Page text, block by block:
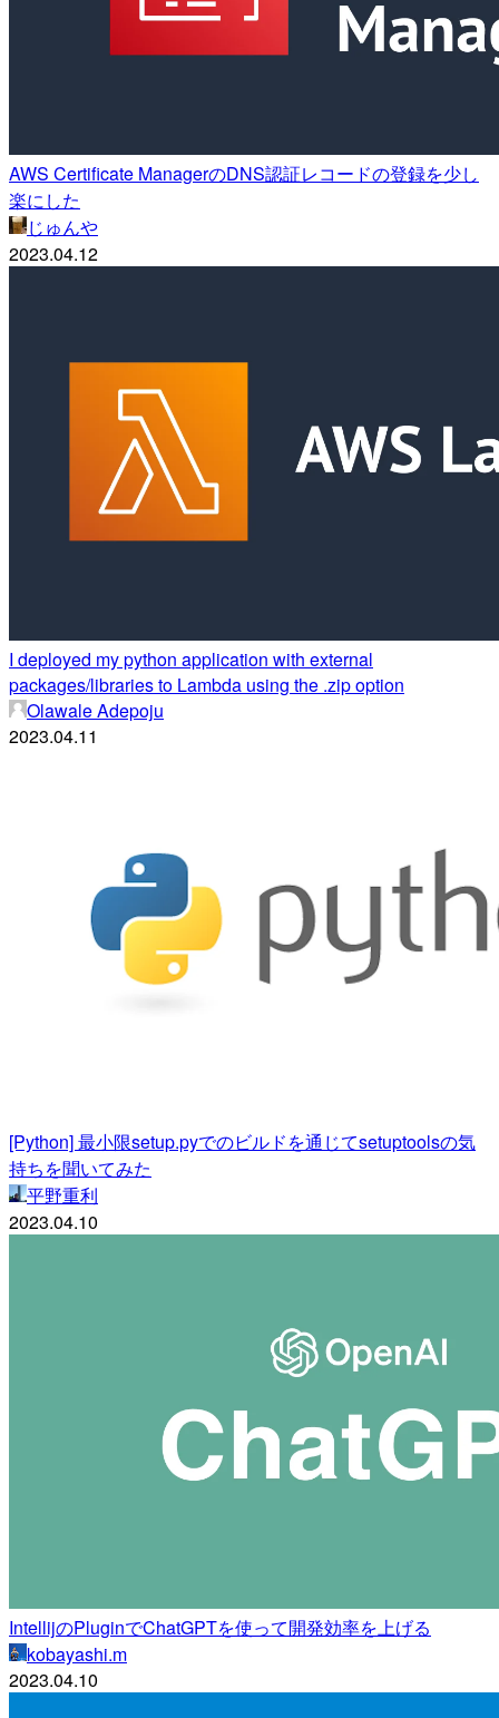
AWS Certificate ManagerのDNS認証レコードの登録を少し
楽にした
じゅんや
2023.04.12
I deployed my python application with external
packages/libraries to Lambda using the .zip option
Olawale Adepoju
2023.04.11
[Python] 最小限setup.pyでのビルドを通じてsetuptoolsの気
持ちを聞いてみた
平野重利
2023.04.10
IntellijのPluginでChatGPTを使って開発効率を上げる
kobayashi.m
2023.04.10